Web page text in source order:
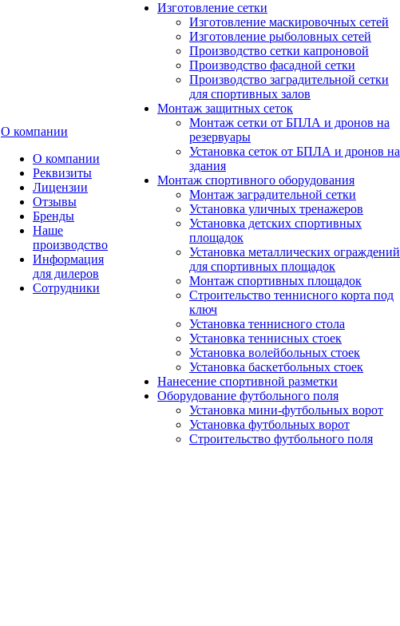
О компании
О компании
Реквизиты
Лицензии
Отзывы
Бренды
Наше
производство
Информация
для дилеров
Сотрудники
Изготовление сетки
Изготовление маскировочных сетей
Изготовление рыболовных сетей
Производство сетки капроновой
Производство фасадной сетки
Производство заградительной сетки
для спортивных залов
Монтаж защитных сеток
Монтаж сетки от БПЛА и дронов на
резервуары
Установка сеток от БПЛА и дронов на
здания
Монтаж спортивного оборудования
Монтаж заградительной сетки
Установка уличных тренажеров
Установка детских спортивных
площадок
Установка металлических ограждений
для спортивных площадок
Монтаж спортивных площадок
Строительство теннисного корта под
ключ
Установка теннисного стола
Установка теннисных стоек
Установка волейбольных стоек
Установка баскетбольных стоек
Нанесение спортивной разметки
Оборудование футбольного поля
Установка мини-футбольных ворот
Установка футбольных ворот
Строительство футбольного поля